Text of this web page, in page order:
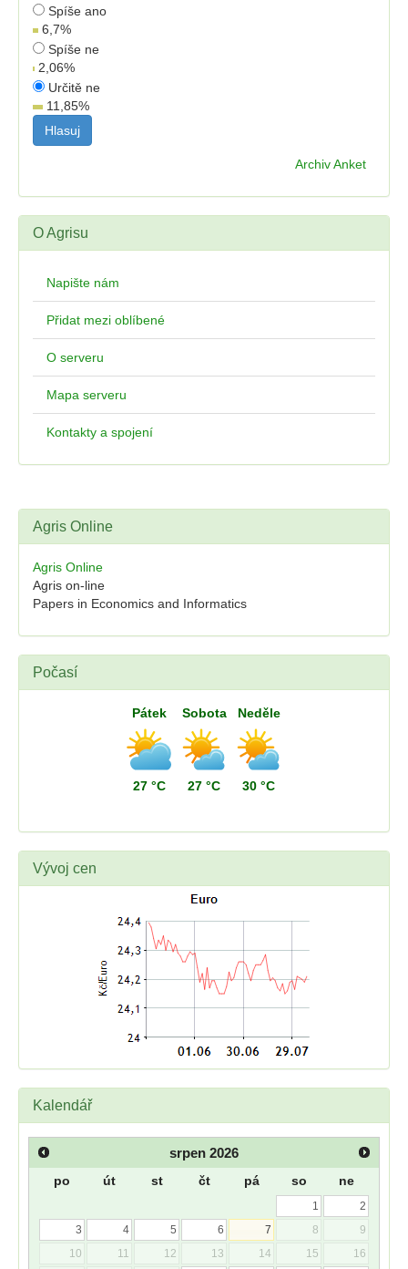
Spíše ano
6,7%
Spíše ne
2,06%
Určitě ne
11,85%
Archiv Anket
O Agrisu
Napište nám
Přidat mezi oblíbené
O serveru
Mapa serveru
Kontakty a spojení
Agris Online
Agris Online
Agris on-line
Papers in Economics and Informatics
Počasí
Pátek
27 °C
Sobota
27 °C
Neděle
30 °C
Vývoj cen
Kalendář
srpen 2026
po út st čt pá so ne
1
2
3
4 5 6 7 8
9
10
11 12 13 14 15
16